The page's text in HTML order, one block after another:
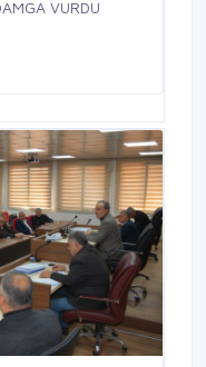
VURDU